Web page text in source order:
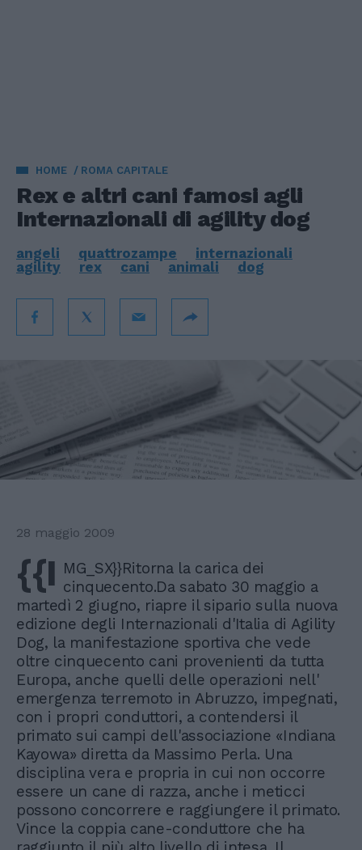
HOME ROMA CAPITALE
Rex e altri cani famosi agli
Internazionali di agility dog
angeli quattrozampe
internazionali
agility
rex cani animali dog
28 maggio 2009
{{I MG_SX}}Ritorna la carica dei
cinquecento.Da sabato 30 maggio a
martedì 2 giugno, riapre il sipario sulla nuova
edizione degli Internazionali d'Italia di Agility
Dog, la manifestazione sportiva che vede
oltre cinquecento cani provenienti da tutta
Europa, anche quelli delle operazioni nell'
emergenza terremoto in Abruzzo, impegnati,
con i propri conduttori, a contendersi il
primato sui campi dell'associazione «Indiana
Kayowa» diretta da Massimo Perla. Una
disciplina vera e propria in cui non occorre
essere un cane di razza, anche i meticci
possono concorrere e raggiungere il primato.
Vince la coppia cane-conduttore che ha